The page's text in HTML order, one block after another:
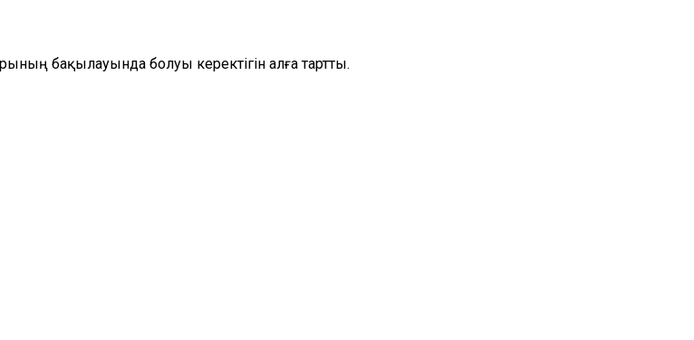
бақылауында болуы керектігін алға тартты.